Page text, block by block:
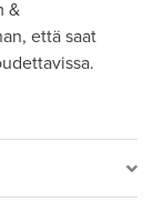
&
että saat